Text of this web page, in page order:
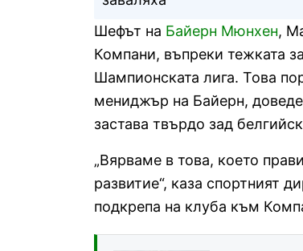
Шефът на Байерн Мюнхен,
Компани, въпреки тежката
Шампионската лига. Това
мениджър на Байерн,
застава твърдо зад
„Вярваме в това, което
развитие“, каза спортният
подкрепа на клуба към